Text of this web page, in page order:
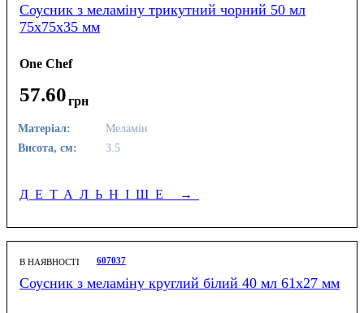
Соусник з меламіну трикутний чорний 50 мл
75х75х35 мм
One Chef
57.60грн
Матеріал:
Меламін
Висота, см:
3.5
ДЕТАЛЬНІШЕ →
В НАЯВНОСТІ 607037
Соусник з меламіну круглий білий 40 мл 61х27 мм